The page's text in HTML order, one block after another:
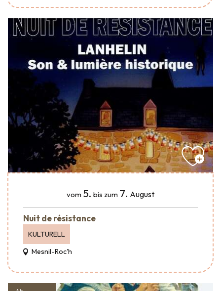
vom 5. bis zum 7. August
Nuit de résistance
KULTURELL
Mesnil-Roc'h